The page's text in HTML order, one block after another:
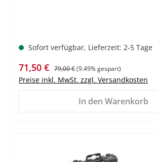
Sofort verfügbar, Lieferzeit: 2-5 Tage
Verkaufspreis:
71,50 € Regulärer Preis:
79,00 €(9.49% gespart)
Preise inkl. MwSt. zzgl. Versandkosten
In den Warenkorb